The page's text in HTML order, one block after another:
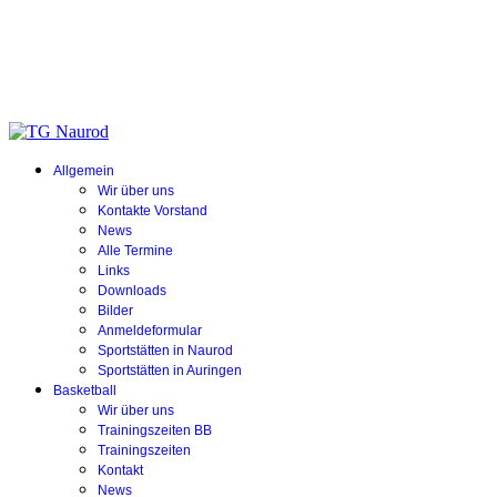
Allgemein
Wir über uns
Kontakte Vorstand
News
Alle Termine
Links
Downloads
Bilder
Anmeldeformular
Sportstätten in Naurod
Sportstätten in Auringen
Basketball
Wir über uns
Trainingszeiten BB
Trainingszeiten
Kontakt
News